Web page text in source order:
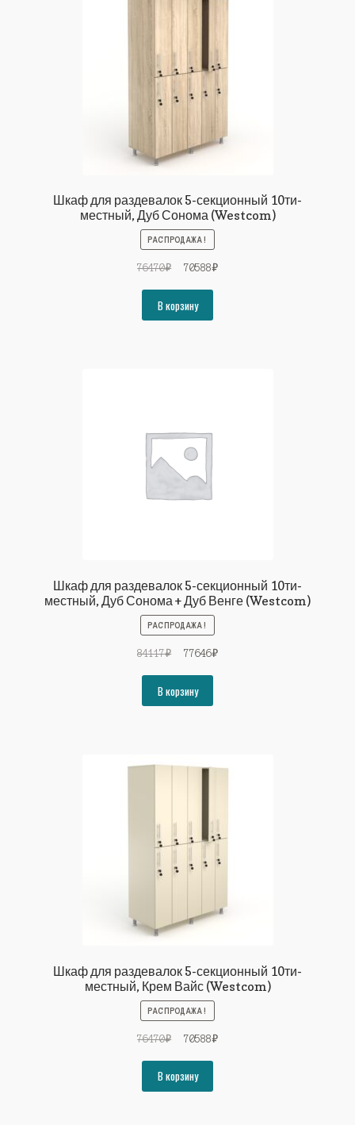
Шкаф для раздевалок 5-секционный 10ти-
местный, Дуб Сонома (Westcom)
РАСПРОДАЖА!
76470₽
Первоначальная
составляла
76470₽.
70588₽Текущая
В корзину
Шкаф для раздевалок 5-секционный 10ти-
местный, Дуб Сонома + Дуб Венге (Westcom)
РАСПРОДАЖА!
84117₽
Первоначальная
составляла
84117₽.
77646₽Текущая
В корзину
Шкаф для раздевалок 5-секционный 10ти-
местный, Крем Вайс (Westcom)
РАСПРОДАЖА!
76470₽
Первоначальная
составляла
76470₽.
70588₽Текущая
В корзину